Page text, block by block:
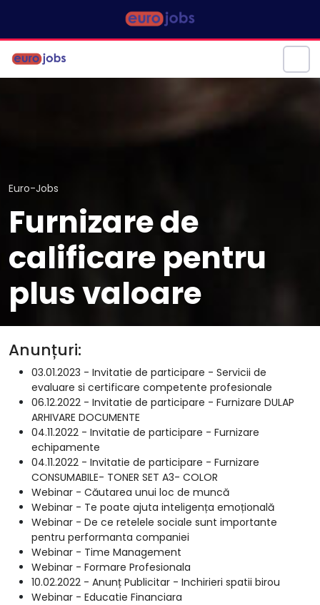
Euro-Jobs
Furnizare de
calificare pentru
plus valoare
Anunțuri:
03.01.2023 - Invitatie de participare - Servicii de
evaluare si certificare competente profesionale
06.12.2022 - Invitatie de participare - Furnizare DULAP
ARHIVARE DOCUMENTE
04.11.2022 - Invitatie de participare - Furnizare
echipamente
04.11.2022 - Invitatie de participare - Furnizare
CONSUMABILE- TONER SET A3- COLOR
Webinar - Căutarea unui loc de muncă
Webinar - Te poate ajuta inteligența emoțională
Webinar - De ce retelele sociale sunt importante
pentru performanta companiei
Webinar - Time Management
Webinar - Formare Profesionala
10.02.2022 - Anunț Publicitar - Inchirieri spatii birou
Webinar - Educatie Financiara